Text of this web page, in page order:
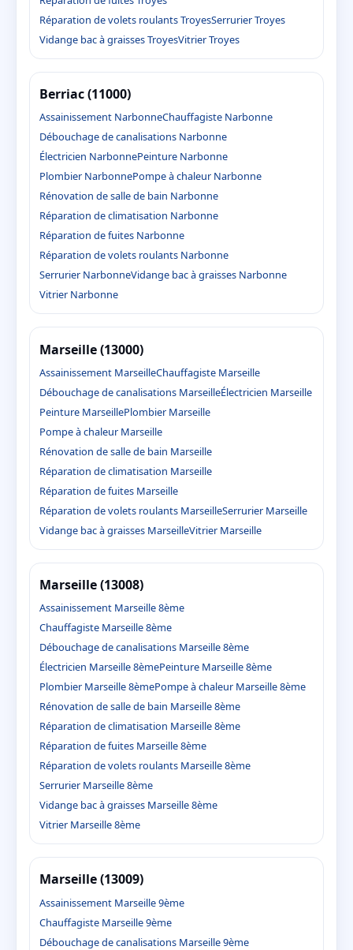
Réparation de volets roulants TroyesSerrurier Troyes
Vidange bac à graisses TroyesVitrier Troyes
Berriac (11000)
Assainissement NarbonneChauffagiste Narbonne
Débouchage de canalisations Narbonne
Électricien NarbonnePeinture Narbonne
Plombier NarbonnePompe à chaleur Narbonne
Rénovation de salle de bain Narbonne
Réparation de climatisation Narbonne
Réparation de fuites Narbonne
Réparation de volets roulants Narbonne
Serrurier NarbonneVidange bac à graisses Narbonne
Vitrier Narbonne
Marseille (13000)
Assainissement MarseilleChauffagiste Marseille
Débouchage de canalisations MarseilleÉlectricien Marseille
Peinture MarseillePlombier Marseille
Pompe à chaleur Marseille
Rénovation de salle de bain Marseille
Réparation de climatisation Marseille
Réparation de fuites Marseille
Réparation de volets roulants MarseilleSerrurier Marseille
Vidange bac à graisses MarseilleVitrier Marseille
Marseille (13008)
Assainissement Marseille 8ème
Chauffagiste Marseille 8ème
Débouchage de canalisations Marseille 8ème
Électricien Marseille 8èmePeinture Marseille 8ème
Plombier Marseille 8èmePompe à chaleur Marseille 8ème
Rénovation de salle de bain Marseille 8ème
Réparation de climatisation Marseille 8ème
Réparation de fuites Marseille 8ème
Réparation de volets roulants Marseille 8ème
Serrurier Marseille 8ème
Vidange bac à graisses Marseille 8ème
Vitrier Marseille 8ème
Marseille (13009)
Assainissement Marseille 9ème
Chauffagiste Marseille 9ème
Débouchage de canalisations Marseille 9ème